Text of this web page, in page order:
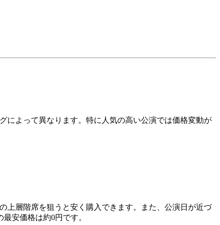
によって異なります。特に人気の高い公演では価格変動が
上層階席を狙うと安く購入できます。また、公演日が近づ
安価格は約0円です。